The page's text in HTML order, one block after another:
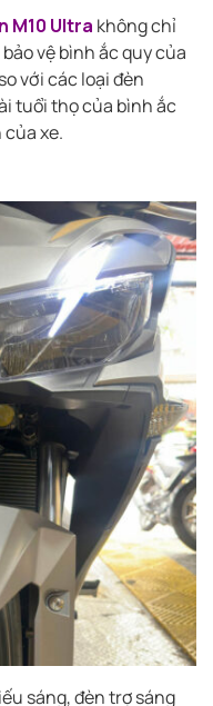
M10 Ultra không chỉ
vệ bình ắc quy của
với các loại đèn
tuổi thọ của bình ắc
xe.
sáng, đèn trợ sáng